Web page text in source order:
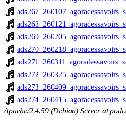
Apache/2.4.59 (Debian) Server at